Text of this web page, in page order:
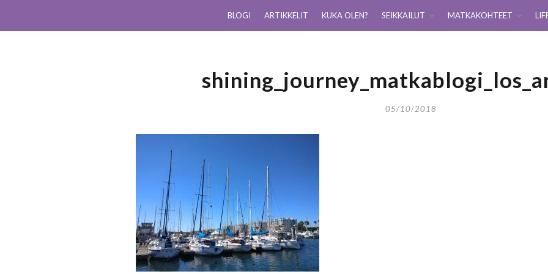
BLOGI ARTIKKELIT KUKA OLEN? SEIKKAILUT MATKAKOHTEET
05/10/2018